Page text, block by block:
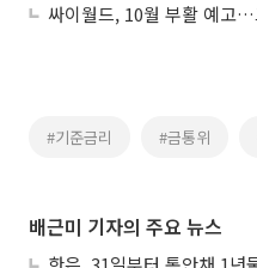
#기준금리 #금통위
배근미 기자의 주요 뉴스